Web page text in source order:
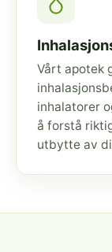
Vårt apotek
inhalatorer
å forstå
utbytte av